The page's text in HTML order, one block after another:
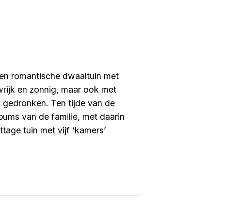
romantische dwaaltuin met
en zonnig, maar ook met
Ten tijde van de
van de familie, met daarin
tuin met vijf ‘kamers’